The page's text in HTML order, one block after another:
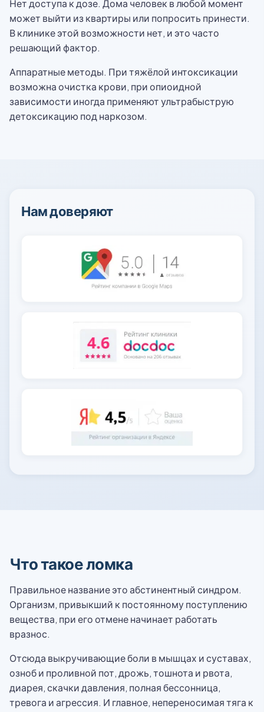
Нет доступа к дозе. Дома человек в любой момент
может выйти из квартиры или попросить принести.
В клинике этой возможности нет, и это часто
решающий фактор.
Аппаратные методы. При тяжёлой интоксикации
возможна очистка крови, при опиоидной
зависимости иногда применяют ультрабыструю
детоксикацию под наркозом.
Нам доверяют
Что такое ломка
Правильное название это абстинентный синдром.
Организм, привыкший к постоянному поступлению
вещества, при его отмене начинает работать
вразнос.
Отсюда выкручивающие боли в мышцах и суставах,
озноб и проливной пот, дрожь, тошнота и рвота,
диарея, скачки давления, полная бессонница,
тревога и агрессия. И главное, непереносимая тяга к